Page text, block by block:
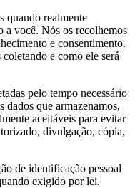
quando realmente
a você. Nós os recolhemos
e consentimento.
e como ele será
pelo tempo necessário
que armazenamos,
aceitáveis para evitar
divulgação, cópia,
de identificação pessoal
exigido por lei.